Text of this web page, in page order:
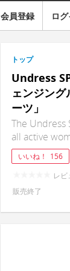
会員登録 ロ
トップ
Undress
ェンジン
ーツ」
The Undress
all active
いいね！
156
レビ
販売終了